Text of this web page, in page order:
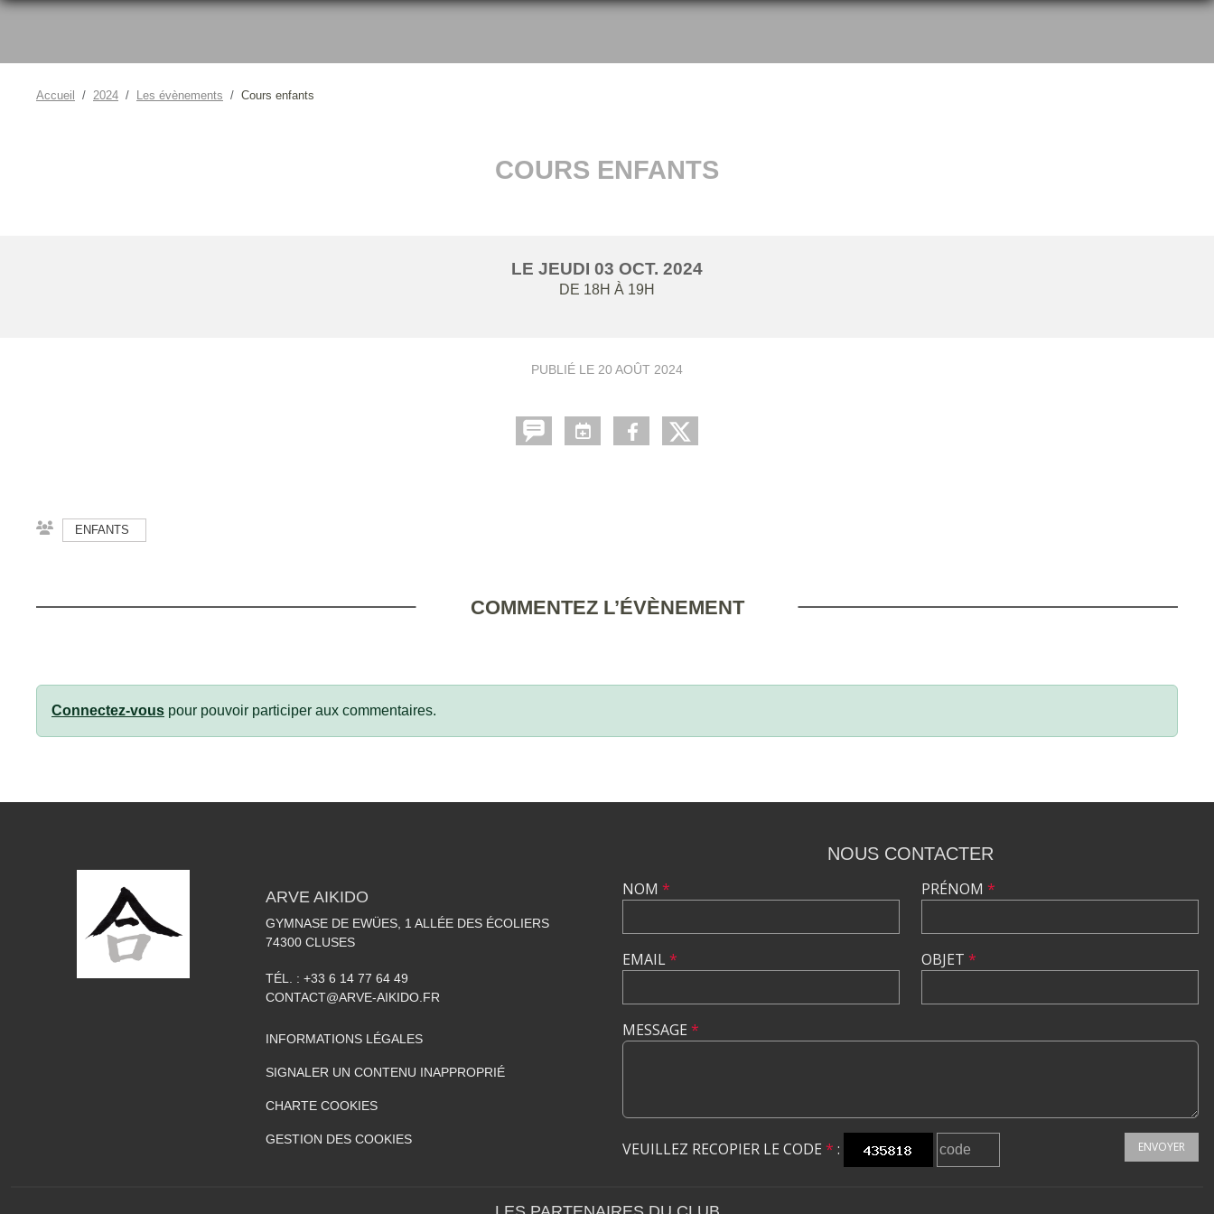
Accueil 2024 Les évènements Cours enfants
COURS ENFANTS
LE JEUDI 03 OCT. 2024
DE 18H À 19H
PUBLIÉ LE 20 AOÛT 2024
ENFANTS
COMMENTEZ L’ÉVÈNEMENT
Connectez-vous pour pouvoir participer aux commentaires.
ARVE AIKIDO
GYMNASE DE EWÜES, 1 ALLÉE DES ÉCOLIERS
74300 CLUSES
TÉL. : +33 6 14 77 64 49
CONTACT@ARVE-AIKIDO.FR
INFORMATIONS LÉGALES
SIGNALER UN CONTENU INAPPROPRIÉ
CHARTE COOKIES
GESTION DES COOKIES
NOUS CONTACTER
NOM *
EMAIL*
PRÉNOM *
OBJET *
MESSAGE *
VEUILLEZ RECOPIER LE CODE * : ENVOYER